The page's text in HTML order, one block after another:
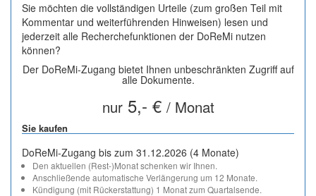
Sie möchten die vollständigen Urteile (zum großen Teil mit
Kommentar und weiterführenden Hinweisen) lesen und
jederzeit alle Recherchefunktionen der DoReMi nutzen
können?
Der DoReMi-Zugang bietet Ihnen unbeschränkten Zugriff auf
alle Dokumente.
nur5,- € / Monat
Sie kaufen
DoReMi-Zugang bis zum 31.12.2026 (4 Monate)
Den aktuellen (Rest-)Monat schenken wir Ihnen.
Anschließende automatische Verlängerung um 12 Monate.
Kündigung (mit Rückerstattung) 1 Monat zum Quartalsende.